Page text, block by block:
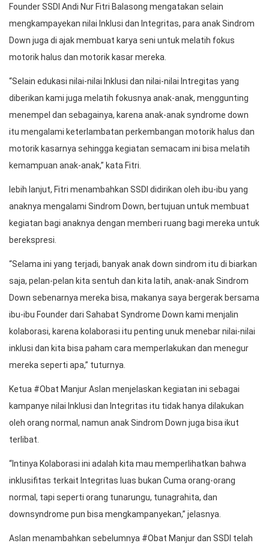
Founder SSDI Andi Nur Fitri Balasong mengatakan selain
mengkampayekan nilai Inklusi dan Integritas, para anak Sindrom
Down juga di ajak membuat karya seni untuk melatih fokus
motorik halus dan motorik kasar mereka.
“Selain edukasi nilai-nilai Inklusi dan nilai-nilai Intregitas yang
diberikan kami juga melatih fokusnya anak-anak, menggunting
menempel dan sebagainya, karena anak-anak syndrome down
itu mengalami keterlambatan perkembangan motorik halus dan
motorik kasarnya sehingga kegiatan semacam ini bisa melatih
kemampuan anak-anak,” kata Fitri.
lebih lanjut, Fitri menambahkan SSDI didirikan oleh ibu-ibu yang
anaknya mengalami Sindrom Down, bertujuan untuk membuat
kegiatan bagi anaknya dengan memberi ruang bagi mereka untuk
berekspresi.
“Selama ini yang terjadi, banyak anak down sindrom itu di biarkan
saja, pelan-pelan kita sentuh dan kita latih, anak-anak Sindrom
Down sebenarnya mereka bisa, makanya saya bergerak bersama
ibu-ibu Founder dari Sahabat Syndrome Down kami menjalin
kolaborasi, karena kolaborasi itu penting unuk menebar nilai-nilai
inklusi dan kita bisa paham cara memperlakukan dan menegur
mereka seperti apa,” tuturnya.
Ketua #Obat Manjur Aslan menjelaskan kegiatan ini sebagai
kampanye nilai Inklusi dan Integritas itu tidak hanya dilakukan
oleh orang normal, namun anak Sindrom Down juga bisa ikut
terlibat.
“Intinya Kolaborasi ini adalah kita mau memperlihatkan bahwa
inklusifitas terkait Integritas luas bukan Cuma orang-orang
normal, tapi seperti orang tunarungu, tunagrahita, dan
downsyndrome pun bisa mengkampanyekan,” jelasnya.
Aslan menambahkan sebelumnya #Obat Manjur dan SSDI telah